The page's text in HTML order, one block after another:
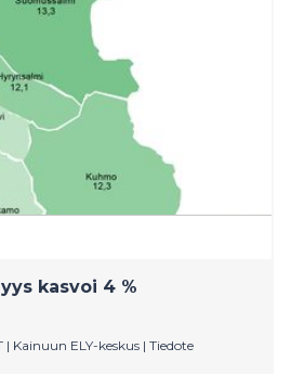
kasvoi 4 %
| Kainuun ELY-keskus | Tiedote